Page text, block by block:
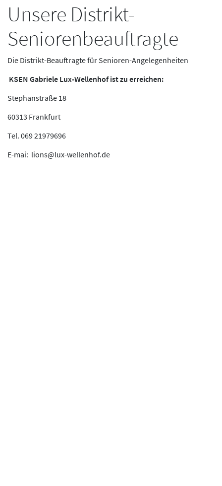
Unsere Distrikt-
Seniorenbeauftragte
Die Distrikt-Beauftragte für Senioren-Angelegenheiten
KSEN Gabriele Lux-Wellenhof ist zu erreichen:
Stephanstraße 18
60313 Frankfurt
Tel. 069 21979696
E-mai: lions@lux-wellenhof.de